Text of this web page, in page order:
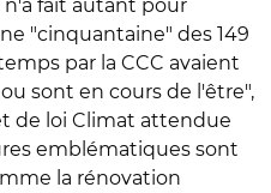
fait autant pour
"cinquantaine" des 149
par la CCC avaient
sont en cours de l'être",
de loi Climat attendue
emblématiques sont
la rénovation